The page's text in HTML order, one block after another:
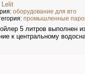
Lelit
оборудование для вто
промышленные
5 литров выполнен
к центральному